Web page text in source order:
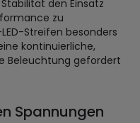
den Einsatz
zu
Streifen besonders
kontinuierliche,
Beleuchtung gefordert
Spannungen